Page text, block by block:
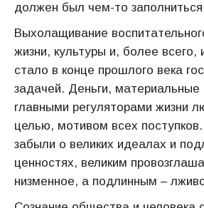
должен был чем-то
Выхолащивание
жизни, культуры и, более всего,
стало в конце прошлого века
задачей. Деньги, материальные
главными регуляторами жизни
целью, мотивом всех
забыли о великих идеалах и
ценностях, великим
низменное, а подлинным –